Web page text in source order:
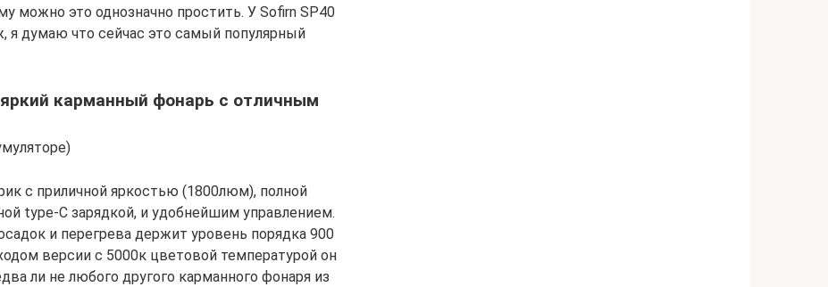
можно это однозначно простить. У Sofirn SP40
думаю что сейчас это самый популярный
карманный фонарь с отличным
с приличной яркостью (1800люм), полной
type-C зарядкой, и удобнейшим управлением.
и перегрева держит уровень порядка 900
версии с 5000к цветовой температурой он
ли не любого другого карманного фонаря из